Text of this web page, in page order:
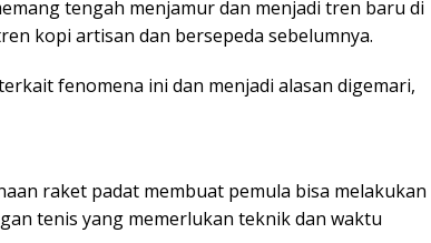
tengah menjamur dan menjadi tren baru di
kopi artisan dan bersepeda sebelumnya.
fenomena ini dan menjadi alasan digemari,
raket padat membuat pemula bisa melakukan
tenis yang memerlukan teknik dan waktu